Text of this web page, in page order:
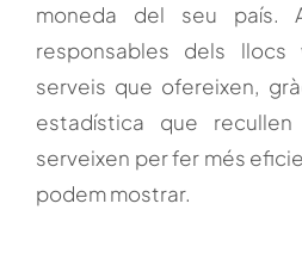
moneda del seu país.
responsables dels
serveis que ofereixen,
estadística que
serveixen per fer més
podem mostrar.